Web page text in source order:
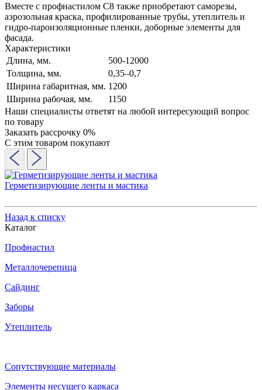
Вместе с профнастилом С8 также приобретают саморезы,
аэрозольная краска, профилированные трубы, утеплитель и
гидро-пароизоляционные пленки, доборные элементы для
фасада.
Характеристики
Длина, мм.
500-12000
Толщина, мм.
0,35–0,7
Ширина габаритная, мм. 1200
Ширина рабочая, мм.
1150
Наши специалисты ответят на любой интересующий вопрос
по товару
Заказать рассрочку 0%
С этим товаром покупают
Герметизирующие ленты и мастика
Назад к списку
Каталог
Профнастил
Металлочерепица
Сайдинг
Заборы
Утеплитель
Сопутствующие материалы
Элементы несущего каркаса